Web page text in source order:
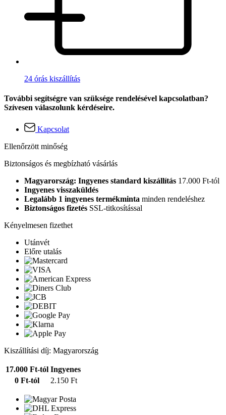
24 órás kiszállítás
További segítségre van szüksége rendelésével kapcsolatban?
Szívesen válaszolunk kérdéseire.
Kapcsolat
Ellenőrzött minőség
Biztonságos és megbízható vásárlás
Magyarország: Ingyenes standard kiszállítás 17.000 Ft-tól
Ingyenes visszaküldés
Legalább 1 ingyenes termékminta minden rendeléshez
Biztonságos fizetés SSL-titkosítással
Kényelmesen fizethet
Utánvét
Előre utalás
Kiszállítási díj: Magyarország
17.000 Ft-tól Ingyenes
0 Ft-tól
2.150 Ft